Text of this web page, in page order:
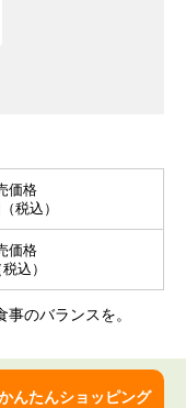
価格
税込）
価格
込）
のバランスを。
んたんショッピング